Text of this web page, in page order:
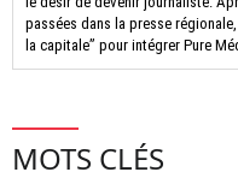
passées dans la presse
la capitale” pour intégrer Pure
MOTS CLÉS